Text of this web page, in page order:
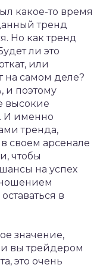
какое-то время
тренд
Но как тренд
ли это
или
на самом деле?
и поэтому
высокие
И именно
тренда,
своем арсенале
чтобы
на успех
в
значение,
вы трейдером
это очень